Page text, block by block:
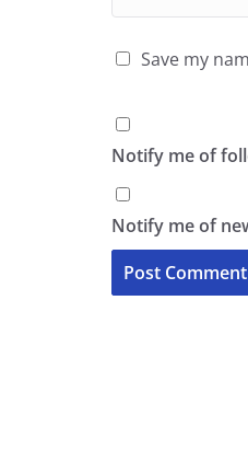
Save my
Notify me of
Notify me of